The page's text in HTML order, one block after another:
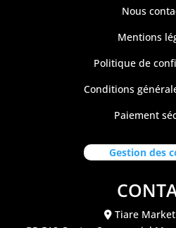
Nous
Mentions
Politique de
Conditions
Paiement
Gestion des
Tiare